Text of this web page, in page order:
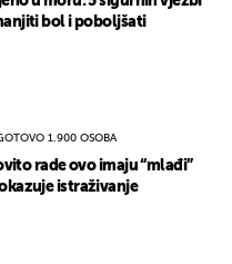
bol i poboljšati
1.900 OSOBA
rade ovo imaju “mlađi”
istraživanje